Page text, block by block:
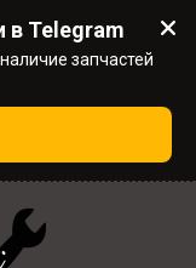
в Telegram
запчастей